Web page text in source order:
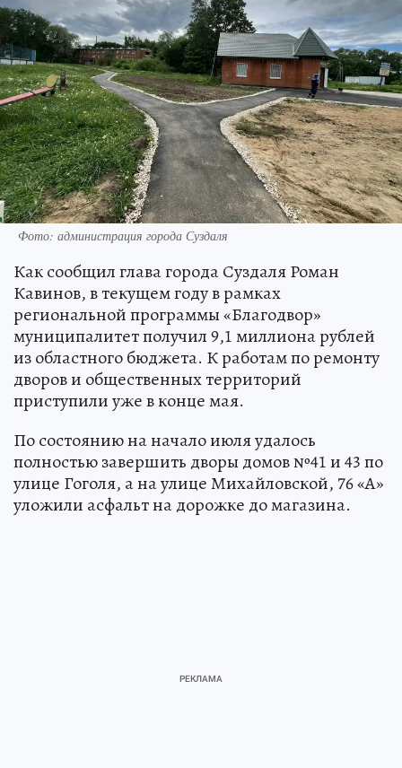
Фото: администрация города Суздаля
Как сообщил глава города Суздаля Роман
Кавинов, в текущем году в рамках
региональной программы «Благодвор»
муниципалитет получил 9,1 миллиона рублей
из областного бюджета. К работам по ремонту
дворов и общественных территорий
приступили уже в конце мая.
По состоянию на начало июля удалось
полностью завершить дворы домов №41 и 43 по
улице Гоголя, а на улице Михайловской, 76 «А»
уложили асфальт на дорожке до магазина.